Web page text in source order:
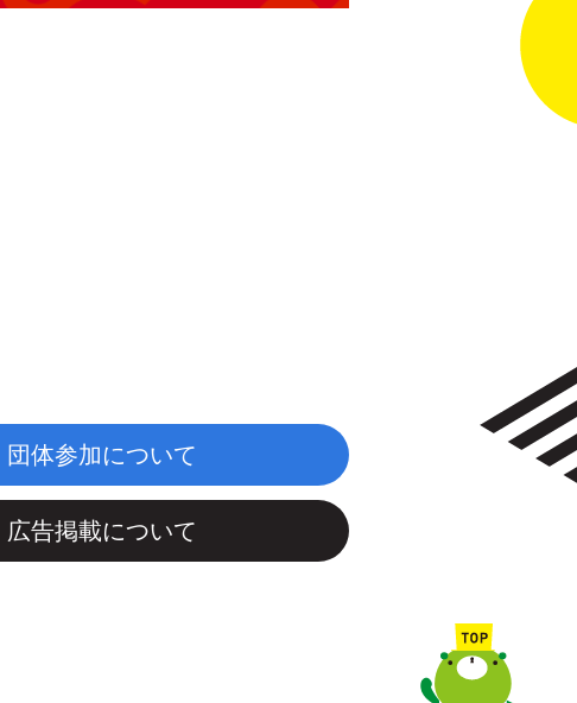
団体参加について
広告掲載について